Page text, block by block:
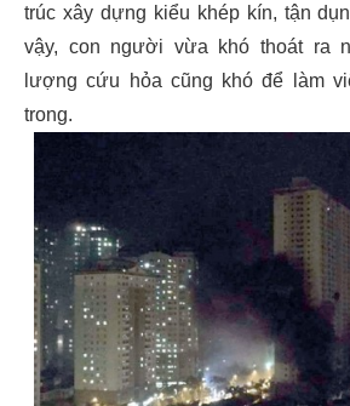
trúc xây dựng kiểu khép kín, tận
vậy, con người vừa khó thoát ra
lượng cứu hỏa cũng khó để làm
trong.